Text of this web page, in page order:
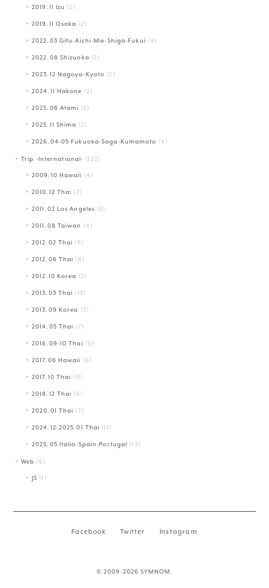
2019.11 Izu (2)
2019.11 Osaka (2)
2022.03 Gifu-Aichi-Mie-Shiga-Fukui (4)
2022.08 Shizuoka (2)
2023.12 Nagoya-Kyoto (2)
2024.11 Hakone (2)
2025.06 Atami (2)
2025.11 Shima (2)
2026.04-05 Fukuoka-Saga-Kumamoto (4)
Trip -International- (122)
2009.10 Hawaii (4)
2010.12 Thai (7)
2011.02 Los Angeles (5)
2011.08 Taiwan (4)
2012.02 Thai (6)
2012.06 Thai (6)
2012.10 Korea (2)
2013.03 Thai (13)
2013.09 Korea (3)
2014.05 Thai (7)
2016.09-10 Thai (11)
2017.06 Hawaii (6)
2017.10 Thai (11)
2018.12 Thai (6)
2020.01 Thai (7)
2024.12-2025.01 Thai (11)
2025.05 Italia-Spain-Portugal (13)
Web (6)
JS (1)
Facebook Twitter Instagram
© 2009-2026 SYMNOM.